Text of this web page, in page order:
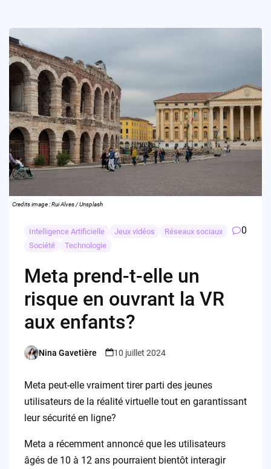
Credits image : Rui Alves / Unsplash
Intelligence Artificielle Jeux vidéos
Réseaux sociaux
Société
Technologie
0
Meta prend-t-elle un
risque en ouvrant la VR
aux enfants?
Posted
Nina Gavetière 10 juillet 2024
Meta peut-elle vraiment tirer parti des jeunes
utilisateurs de la réalité virtuelle tout en garantissant
leur sécurité en ligne?
Meta a récemment annoncé que les utilisateurs
âgés de 10 à 12 ans pourraient bientôt interagir